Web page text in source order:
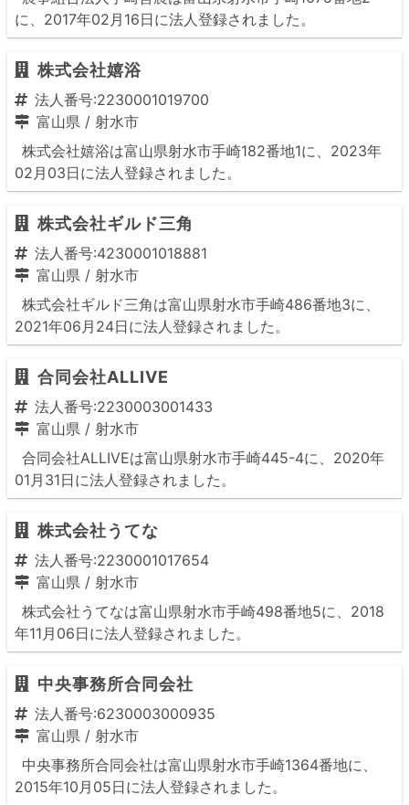
に、2017年02月16日に法人登録されました。
株式会社嬉浴
法人番号:2230001019700
富山県 / 射水市
株式会社嬉浴は富山県射水市手崎182番地1に、2023年
02月03日に法人登録されました。
株式会社ギルド三角
法人番号:4230001018881
富山県 / 射水市
株式会社ギルド三角は富山県射水市手崎486番地3に、
2021年06月24日に法人登録されました。
合同会社ALLIVE
法人番号:2230003001433
富山県 / 射水市
合同会社ALLIVEは富山県射水市手崎445-4に、2020年
01月31日に法人登録されました。
株式会社うてな
法人番号:2230001017654
富山県 / 射水市
株式会社うてなは富山県射水市手崎498番地5に、2018
年11月06日に法人登録されました。
中央事務所合同会社
法人番号:6230003000935
富山県 / 射水市
中央事務所合同会社は富山県射水市手崎1364番地に、
2015年10月05日に法人登録されました。